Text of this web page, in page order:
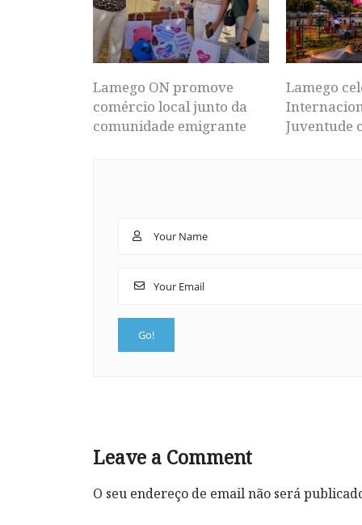
Lamego ON promove
comércio local junto da
comunidade emigrante
Lamego
Juventude
Leave a Comment
O seu endereço de email não será